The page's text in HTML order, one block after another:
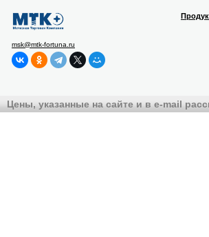
msk@mtk-fortuna.ru
Цены, указанные на сайте и в e-mail